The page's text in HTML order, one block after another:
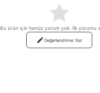
Bu ürün için henüz yorum yok. İlk yorumu
Değerlendirme Yaz